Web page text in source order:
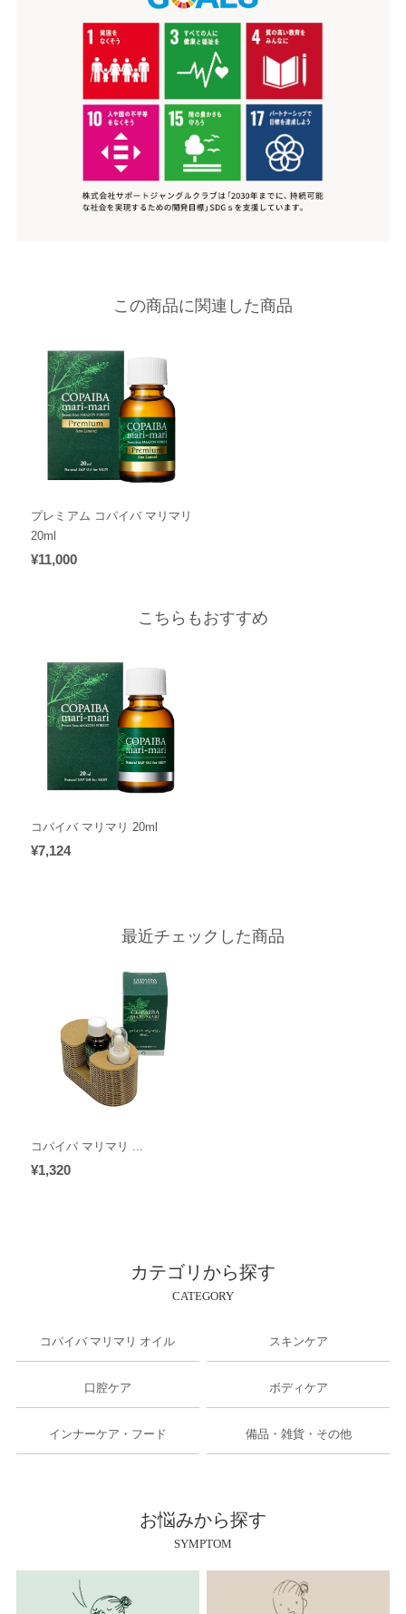
この商品に関連した商品
プレミアム コパイバ マリマリ
20ml
¥11,000
こちらもおすすめ
コパイバ マリマリ 20ml
¥7,124
最近チェックした商品
コパイバ マリマリ ...
¥1,320
カテゴリから探す
CATEGORY
コパイバ マリマリ オイル スキンケア
口腔ケア ボディケア
インナーケア・フード 備品・雑貨・その他
お悩みから探す
SYMPTOM